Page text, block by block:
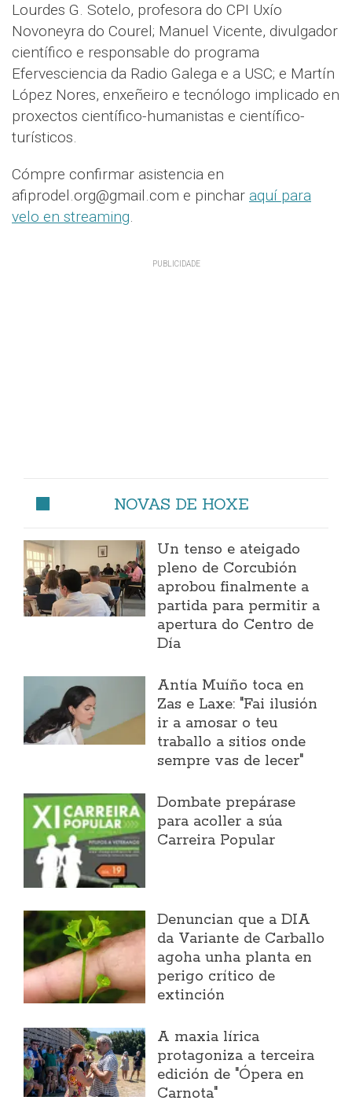
Lourdes G. Sotelo, profesora do CPI Uxío
Novoneyra do Courel; Manuel Vicente, divulgador
científico e responsable do programa
Efervesciencia da Radio Galega e a USC; e Martín
López Nores, enxeñeiro e tecnólogo implicado en
proxectos científico-humanistas e científico-
turísticos.
Cómpre confirmar asistencia en
afiprodel.org@gmail.com e pinchar aquí para
velo en streaming.
NOVAS DE HOXE
Un tenso e ateigado
pleno de Corcubión
aprobou finalmente a
partida para permitir a
apertura do Centro de
Día
Antía Muíño toca en
Zas e Laxe: "Fai ilusión
ir a amosar o teu
traballo a sitios onde
sempre vas de lecer"
Dombate prepárase
para acoller a súa
Carreira Popular
Denuncian que a DIA
da Variante de Carballo
agoha unha planta en
perigo crítico de
extinción
A maxia lírica
protagoniza a terceira
edición de "Ópera en
Carnota"